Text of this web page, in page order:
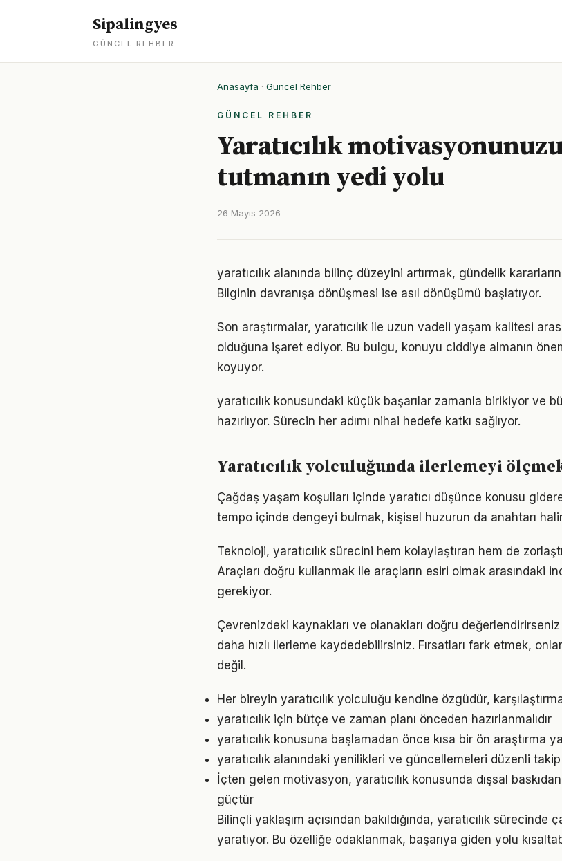
Sipalingyes
GÜNCEL REHBER
Anasayfa · Güncel Rehber
GÜNCEL REHBER
Yaratıcılık
tutmanın yedi yolu
26 Mayıs 2026
yaratıcılık alanında bilinç düzeyini artırmak, gündelik
Bilginin davranışa dönüşmesi ise asıl dönüşümü başlatıyor.
Son araştırmalar, yaratıcılık ile uzun vadeli yaşam kalitesi
olduğuna işaret ediyor. Bu bulgu, konuyu ciddiye almanın
koyuyor.
yaratıcılık konusundaki küçük başarılar zamanla birikiyor ve
hazırlıyor. Sürecin her adımı nihai hedefe katkı sağlıyor.
Yaratıcılık yolculuğunda ilerlemeyi
Çağdaş yaşam koşulları içinde yaratıcı düşünce konusu
tempo içinde dengeyi bulmak, kişisel huzurun da anahtarı
Teknoloji, yaratıcılık sürecini hem kolaylaştıran hem de
Araçları doğru kullanmak ile araçların esiri olmak arasındaki
gerekiyor.
Çevrenizdeki kaynakları ve olanakları doğru değerlendirirseniz
daha hızlı ilerleme kaydedebilirsiniz. Fırsatları fark etmek,
değil.
Her bireyin yaratıcılık yolculuğu kendine özgüdür,
yaratıcılık için bütçe ve zaman planı önceden hazırlanmalıdır
yaratıcılık konusuna başlamadan önce kısa bir ön araştırma
yaratıcılık alanındaki yenilikleri ve güncellemeleri düzenli
İçten gelen motivasyon, yaratıcılık konusunda dışsal
güçtür
Bilinçli yaklaşım açısından bakıldığında, yaratıcılık
yaratıyor. Bu özelliğe odaklanmak, başarıya giden yolu